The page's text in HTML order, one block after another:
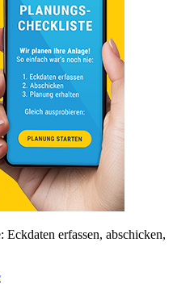
Eckdaten erfassen, abschicken,